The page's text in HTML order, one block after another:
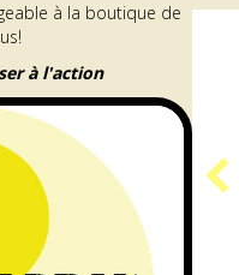
à la boutique de
à l'action
GÉNÉRATEUR |